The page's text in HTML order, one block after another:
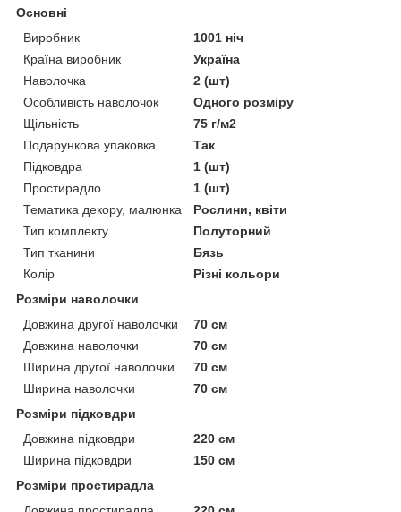
Основні
Виробник
1001 ніч
Країна виробник
Україна
Наволочка
2 (шт)
Особливість наволочок
Одного розміру
Щільність
75 г/м2
Подарункова упаковка
Так
Підковдра
1 (шт)
Простирадло
1 (шт)
Тематика декору, малюнка
Рослини, квіти
Тип комплекту
Полуторний
Тип тканини
Бязь
Колір
Різні кольори
Розміри наволочки
Довжина другої наволочки
70 см
Довжина наволочки
70 см
Ширина другої наволочки
70 см
Ширина наволочки
70 см
Розміри підковдри
Довжина підковдри
220 см
Ширина підковдри
150 см
Розміри простирадла